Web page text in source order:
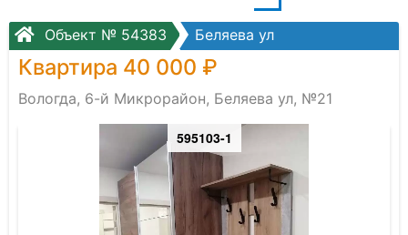
Объект № 54383 Беляева ул
Квартира 40 000 ₽
Вологда, 6-й Микрорайон, Беляева ул, №21
595103-1